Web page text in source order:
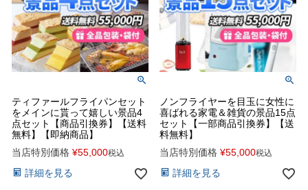
ティファールフライパンセット
をメインに貰って嬉しい景品4
点セット【商品引換券】【送料
無料】【即納商品】
当店特別価格 ¥55,000税込
詳細を見る
ノンフライヤーを目玉に女性に
喜ばれる家電＆雑貨の景品15点
セット【一部商品引換券】【送
料無料】
当店特別価格 ¥55,000税込
詳細を見る